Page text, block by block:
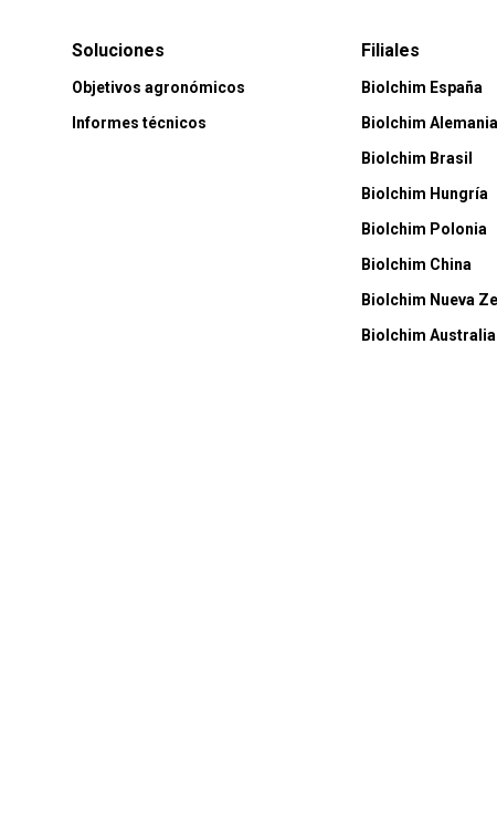
Soluciones
Objetivos agronómicos
Informes técnicos
Filiales
Biolchim España
Biolchim
Biolchim Brasil
Biolchim Hungría
Biolchim Polonia
Biolchim China
Biolchim Nueva
Biolchim Australia